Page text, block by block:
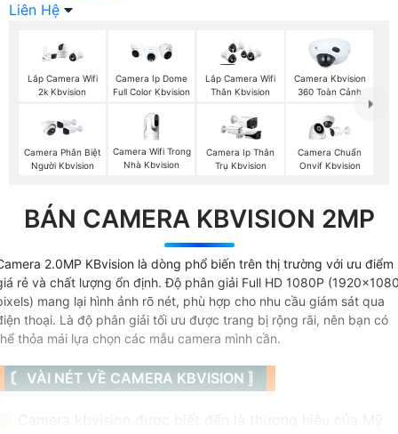
Liên Hệ
Lắp Camera Wifi
2k Kbvision
Camera Ip Dome
Full Color Kbvision
Lắp Camera Wifi
Thân Kbvision
Camera Kbvision
360 Toàn Cảnh
Camera Phân Biệt
Người Kbvision
Camera Wifi Trong
Nhà Kbvision
Camera Ip Thân
Trụ Kbvision
Camera Chuẩn
Onvif Kbvision
BÁN CAMERA KBVISION 2MP
2.0MP KBvision là dòng phổ biến trên thị trường với ưu điểm
rẻ và chất lượng ổn định. Độ phân giải Full HD 1080P
mang lại hình ảnh rõ nét, phù hợp cho nhu cầu giám sát qua
thoại. Là độ phân giải tối ưu được trang bị rộng rãi, nên bạn có
thỏa mái lựa chọn các mẫu camera mình cần.
〘 VÀI NÉT VỀ CAMERA KBVISION 〛
Camera kbvision được biết đến là thương hiệu của Mỹ